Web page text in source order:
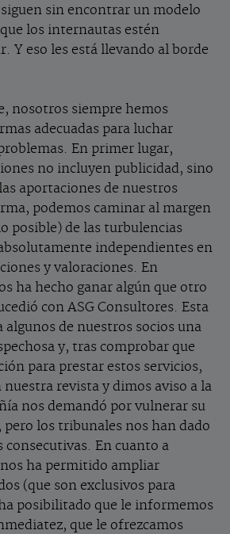
sin encontrar un modelo
los internautas estén
Y eso les está llevando al borde
nosotros siempre hemos
adecuadas para luchar
En primer lugar,
no incluyen publicidad, sino
aportaciones de nuestros
podemos caminar al margen
posible) de las turbulencias
independientes en
y valoraciones. En
ha hecho ganar algún que otro
con ASG Consultores. Esta
algunos de nuestros socios una
y, tras comprobar que
para prestar estos servicios,
revista y dimos aviso a la
nos demandó por vulnerar su
los tribunales nos han dado
consecutivas. En cuanto a
ha permitido ampliar
(que son exclusivos para
posibilitado que le informemos
que le ofrezcamos